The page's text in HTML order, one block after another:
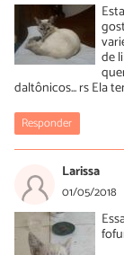
de
daltônicos... rs Ela
Responder
Larissa
01/05/2018